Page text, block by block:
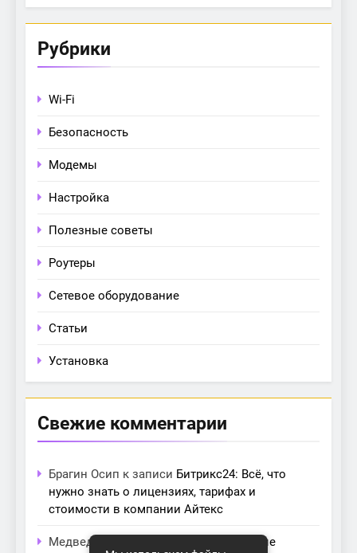
Рубрики
Wi-Fi
Безопасность
Модемы
Настройка
Полезные советы
Роутеры
Сетевое оборудование
Статьи
Установка
Свежие комментарии
Брагин Осип к записи Битрикс24: Всё, что
нужно знать о лицензиях, тарифах и
стоимости в компании Айтекс
Медведева Амалия
Основные